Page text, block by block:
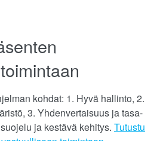
kohdat: 1. Hyvä hallinto, 2.
3. Yhdenvertaisuus ja tasa-
ja kestävä kehitys. Tutustu